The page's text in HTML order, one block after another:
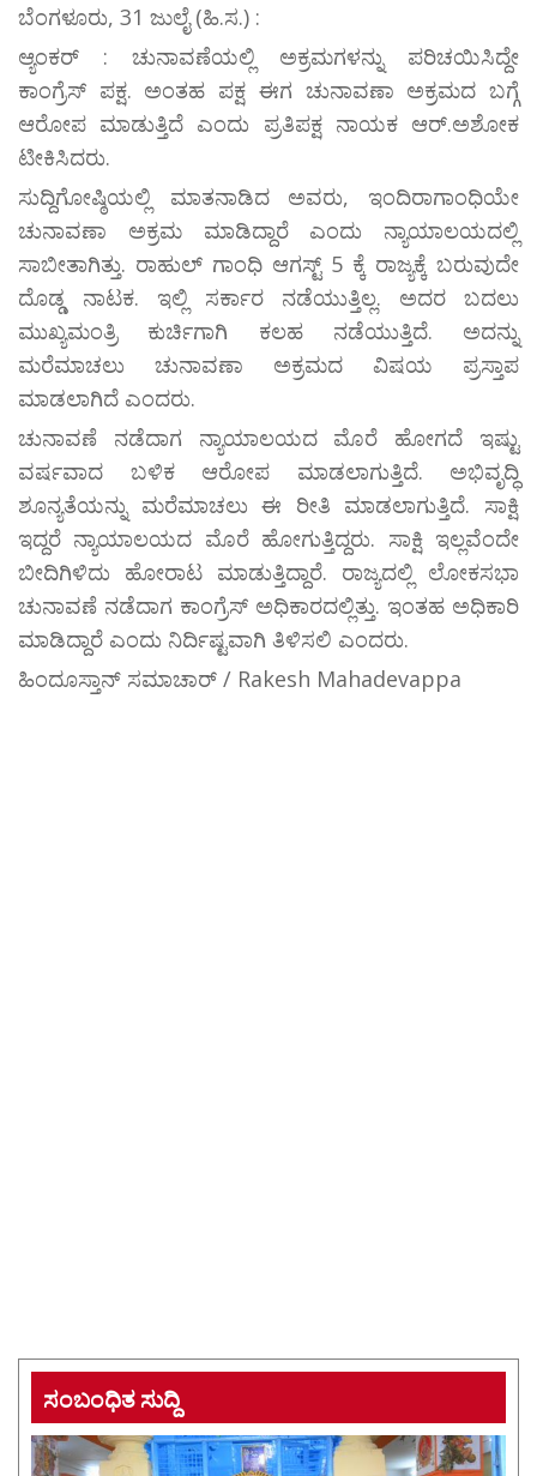
ಬೆಂಗಳೂರು, 31 ಜುಲೈ (ಹಿ.ಸ.) :
ಆ್ಯಂಕರ್ : ಚುನಾವಣೆಯಲ್ಲಿ ಅಕ್ರಮಗಳನ್ನು ಪರಿಚಯಿಸಿದ್ದೇ
ಕಾಂಗ್ರೆಸ್‌ ಪಕ್ಷ. ಅಂತಹ ಪಕ್ಷ ಈಗ ಚುನಾವಣಾ ಅಕ್ರಮದ ಬಗ್ಗೆ
ಆರೋಪ ಮಾಡುತ್ತಿದೆ ಎಂದು ಪ್ರತಿಪಕ್ಷ ನಾಯಕ ಆರ್.ಅಶೋಕ
ಟೀಕಿಸಿದರು.
ಸುದ್ದಿಗೋಷ್ಠಿಯಲ್ಲಿ ಮಾತನಾಡಿದ ಅವರು, ಇಂದಿರಾಗಾಂಧಿಯೇ
ಚುನಾವಣಾ ಅಕ್ರಮ ಮಾಡಿದ್ದಾರೆ ಎಂದು ನ್ಯಾಯಾಲಯದಲ್ಲಿ
ಸಾಬೀತಾಗಿತ್ತು. ರಾಹುಲ್‌ ಗಾಂಧಿ ಆಗಸ್ಟ್‌ 5 ಕ್ಕೆ ರಾಜ್ಯಕ್ಕೆ ಬರುವುದೇ
ದೊಡ್ಡ ನಾಟಕ. ಇಲ್ಲಿ ಸರ್ಕಾರ ನಡೆಯುತ್ತಿಲ್ಲ. ಅದರ ಬದಲು
ಮುಖ್ಯಮಂತ್ರಿ ಕುರ್ಚಿಗಾಗಿ ಕಲಹ ನಡೆಯುತ್ತಿದೆ. ಅದನ್ನು
ಮರೆಮಾಚಲು ಚುನಾವಣಾ ಅಕ್ರಮದ ವಿಷಯ ಪ್ರಸ್ತಾಪ
ಮಾಡಲಾಗಿದೆ ಎಂದರು.
ಚುನಾವಣೆ ನಡೆದಾಗ ನ್ಯಾಯಾಲಯದ ಮೊರೆ ಹೋಗದೆ ಇಷ್ಟು
ವರ್ಷವಾದ ಬಳಿಕ ಆರೋಪ ಮಾಡಲಾಗುತ್ತಿದೆ. ಅಭಿವೃದ್ಧಿ
ಶೂನ್ಯತೆಯನ್ನು ಮರೆಮಾಚಲು ಈ ರೀತಿ ಮಾಡಲಾಗುತ್ತಿದೆ. ಸಾಕ್ಷಿ
ಇದ್ದರೆ ನ್ಯಾಯಾಲಯದ ಮೊರೆ ಹೋಗುತ್ತಿದ್ದರು. ಸಾಕ್ಷಿ ಇಲ್ಲವೆಂದೇ
ಬೀದಿಗಿಳಿದು ಹೋರಾಟ ಮಾಡುತ್ತಿದ್ದಾರೆ. ರಾಜ್ಯದಲ್ಲಿ ಲೋಕಸಭಾ
ಚುನಾವಣೆ ನಡೆದಾಗ ಕಾಂಗ್ರೆಸ್‌ ಅಧಿಕಾರದಲ್ಲಿತ್ತು. ಇಂತಹ ಅಧಿಕಾರಿ
ಮಾಡಿದ್ದಾರೆ ಎಂದು ನಿರ್ದಿಷ್ಟವಾಗಿ ತಿಳಿಸಲಿ ಎಂದರು.
ಹಿಂದೂಸ್ತಾನ್ ಸಮಾಚಾರ್ / Rakesh Mahadevappa
ಸಂಬಂಧಿತ ಸುದ್ದಿ